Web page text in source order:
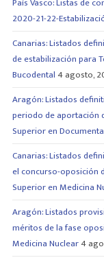
2020-21-22-
Canarias: Listados
de estabilización para
Bucodental4 agosto,
Aragón: Listados
periodo de aportación
Superior en
Canarias: Listados
el concurso-oposición
Superior en Medicina
Aragón: Listados
méritos de la fase
Medicina Nuclear4